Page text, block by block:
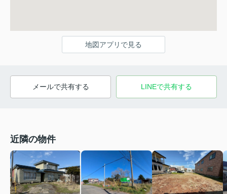
地図アプリで見る
メールで共有する LINEで共有する
近隣の物件